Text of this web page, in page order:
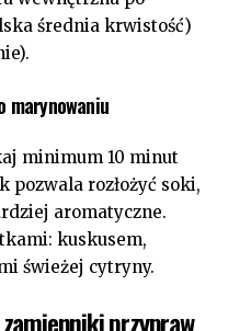
średnia krwistość)
marynowaniu
minimum 10 minut
pozwala rozłożyć soki,
aromatyczne.
kuskusem,
świeżej cytryny.
przypraw